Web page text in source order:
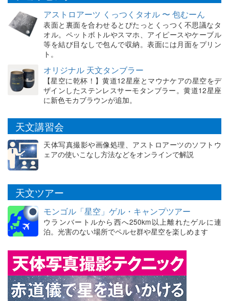
アストロアーツ くっつくタオル 〜 包むーん
表面と裏面を合わせるとぴたっとくっつく不思議なタ
オル。ペットボトルやスマホ、アイピースやケーブル
等を結び目なしで包んで収納。表面には月面をプリン
ト。
オリジナル 天文タンブラー
【星空に乾杯！】黄道12星座とマウナケアの星空をデ
ザインしたステンレスサーモタンブラー。黄道12星座
に新色モカブラウンが追加。
天文講習会
天体写真撮影や画像処理、アストロアーツのソフトウ
ェアの使いこなし方法などをオンラインで解説
天文ツアー
モンゴル「星空」ゲル・キャンプツアー
ウランバートルから西へ250km以上離れたゲルに連
泊。光害のない場所でペルセ群や星空を楽しめます